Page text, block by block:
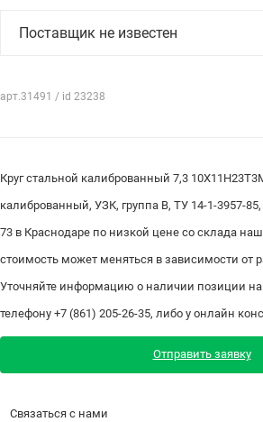
Поставщик не известен
арт.31491 / id 23238
Круг стальной калиброванный 7,3
калиброванный, УЗК, группа В, ТУ 14-1-3957-
73 в Краснодаре по низкой цене со склада
стоимость может меняться в зависимости от
Уточняйте информацию о наличии позиции на
телефону +7 (861) 205-26-35, либо у онлайн
Отправить заявку
Связаться с нами